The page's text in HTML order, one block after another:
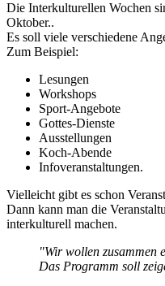
Die Interkulturellen Wochen
Oktober..
Es soll viele verschiedene
Zum Beispiel:
Lesungen
Workshops
Sport-Angebote
Gottes-Dienste
Ausstellungen
Koch-Abende
Infoveranstaltungen.
Vielleicht gibt es schon
Dann kann man die
interkulturell machen.
"Wir wollen zusammen
Das Programm soll